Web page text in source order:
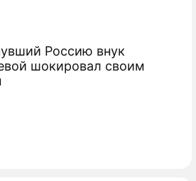
Россию внук
шокировал своим